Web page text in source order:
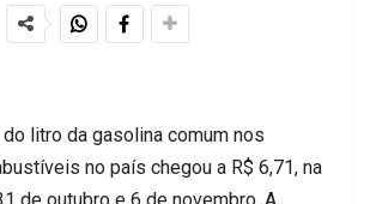
litro da gasolina comum nos
no país chegou a R$ 6,71, na